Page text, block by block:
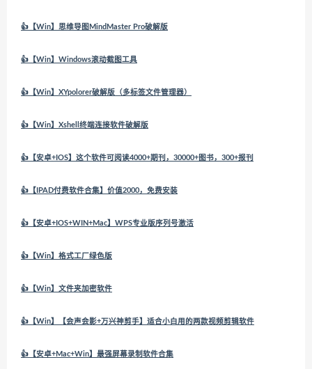
👍【Win】思维导图MindMaster Pro破解版
👍【Win】Windows滚动截图工具
👍【Win】XYpolorer破解版（多标签文件管理器）
👍【Win】Xshell终端连接软件破解版
👍【安卓+IOS】这个软件可阅读4000+期刊，30000+图书，300+报刊
👍【IPAD付费软件合集】价值2000，免费安装
👍【安卓+IOS+WIN+Mac】WPS专业版序列号激活
👍【Win】格式工厂绿色版
👍【Win】文件夹加密软件
👍【Win】【会声会影+万兴神剪手】适合小白用的两款视频剪辑软件
👍【安卓+Mac+Win】最强屏幕录制软件合集